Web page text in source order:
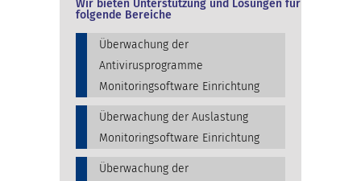
Wir bieten Unterstützung und Lösungen für
folgende Bereiche
Überwachung der
Antivirusprogramme
Monitoringsoftware Einrichtung
Überwachung der Auslastung
Monitoringsoftware Einrichtung
Überwachung der